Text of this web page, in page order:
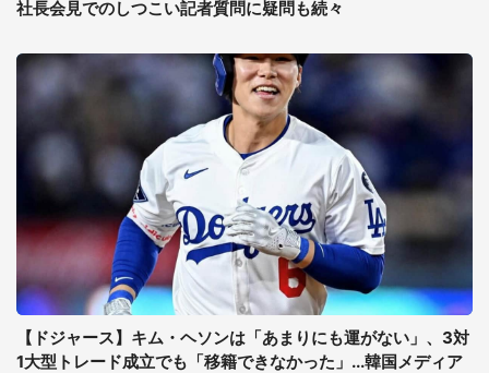
社長会見でのしつこい記者質問に疑問も続々
【ドジャース】キム・ヘソンは「あまりにも運がない」、3対
1大型トレード成立でも「移籍できなかった」...韓国メディア